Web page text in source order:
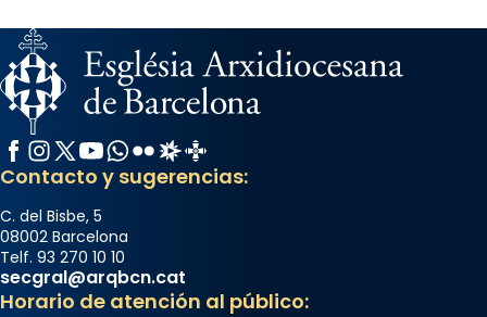
Facebook
Instagram
X / Twitter
YouTube
WhatsApp
FlickrRadio Estel
Catalunya Cristiana
Contacto y sugerencias:
C. del Bisbe, 5
08002 Barcelona
Telf. 93 270 10 10
secgral@arqbcn.cat
Horario de atención al público: